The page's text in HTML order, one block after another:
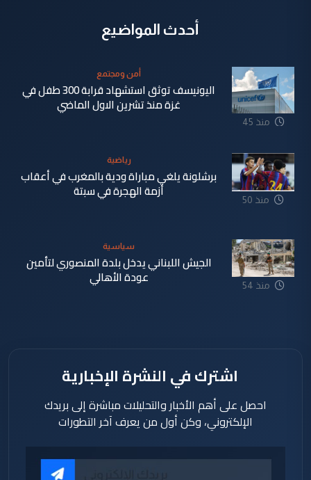
أحدث المواضيع
منذ 45
أمن ومجتمع
اليونيسف توثق استشهاد قرابة 300 طفل في
غزة منذ تشرين الاول الماضي
منذ 50
رياضية
برشلونة يلغي مباراة ودية بالمغرب في أعقاب
أزمة الهجرة في سبتة
منذ 54
سياسية
الجيش اللبناني يدخل بلدة المنصوري لتأمين
عودة الأهالي
اشترك في النشرة الإخبارية
احصل على أهم الأخبار والتحليلات مباشرة إلى بريدك
الإلكتروني، وكن أول من يعرف آخر التطورات